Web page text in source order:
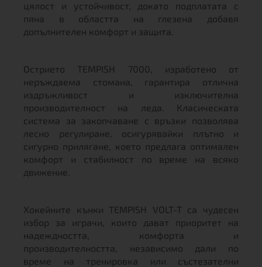
цялост и устойчивост, докато подплатата с
пяна в областта на глезена добавя
допълнителен комфорт и защита.
Острието TEMPISH 7000, изработено от
неръждаема стомана, гарантира отлична
издръжливост и изключителна
производителност на леда. Класическата
система за закопчаване с връзки позволява
лесно регулиране, осигурявайки плътно и
сигурно прилягане, което предлага оптимален
комфорт и стабилност по време на всяко
движение.
Хокейните кънки TEMPISH VOLT-T са чудесен
избор за играчи, които дават приоритет на
надеждността, комфорта и
производителността, независимо дали по
време на тренировка или състезателни